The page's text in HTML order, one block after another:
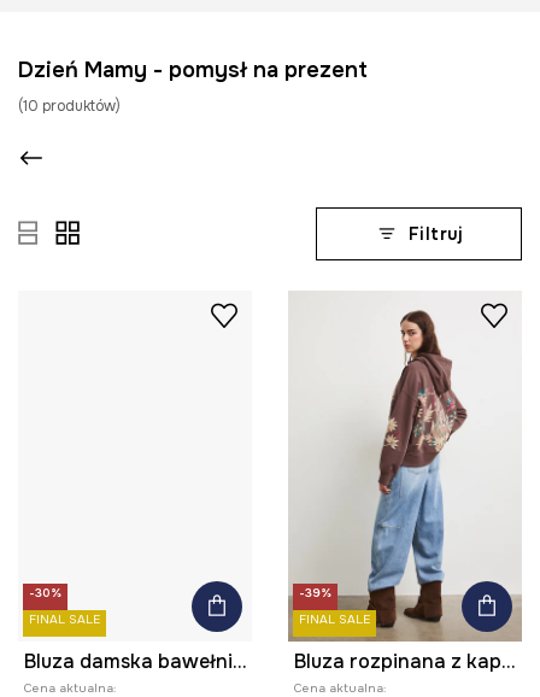
Dzień Mamy - pomysł na prezent
(10 produktów)
Filtruj
-30%
FINAL SALE
Bluza damska bawełniana z kolekcji Ilona Tambor x Medicine
Cena aktualna:
-39%
FINAL SALE
Bluza rozpinana z kapturem damska bawełniana
Cena aktualna: